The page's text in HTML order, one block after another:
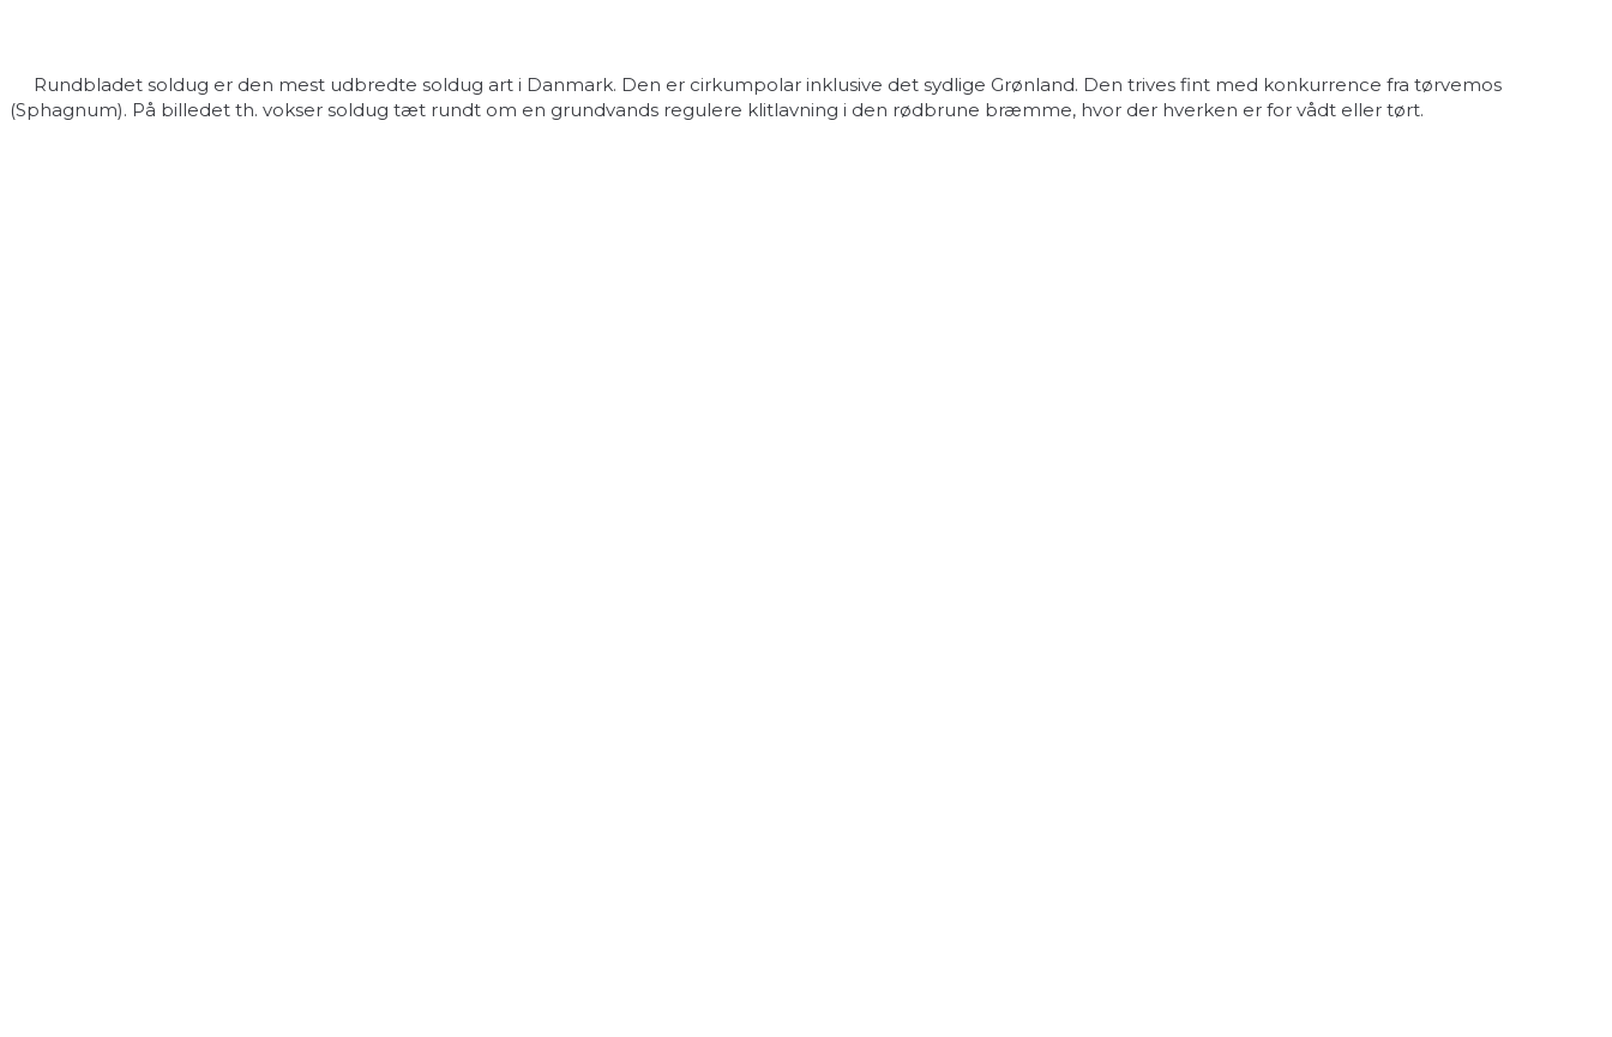
Rundbladet soldug er den mest udbredte soldug art i Danmark. Den er cirkumpolar inklusive det sydlige Grønland. Den trives fint med konkurrence fra tørvemos
(Sphagnum). På billedet th. vokser soldug tæt rundt om en grundvands regulere klitlavning i den rødbrune bræmme, hvor der hverken er for vådt eller tørt.